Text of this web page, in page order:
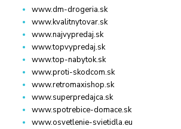
www.dm-drogeria.sk
www.kvalitnytovar.sk
www.najvypredaj.sk
www.topvypredaj.sk
www.top-nabytok.sk
www.proti-skodcom.sk
www.retromaxishop.sk
www.superpredajca.sk
www.spotrebice-domace.sk
www.osvetlenie-svietidla.eu